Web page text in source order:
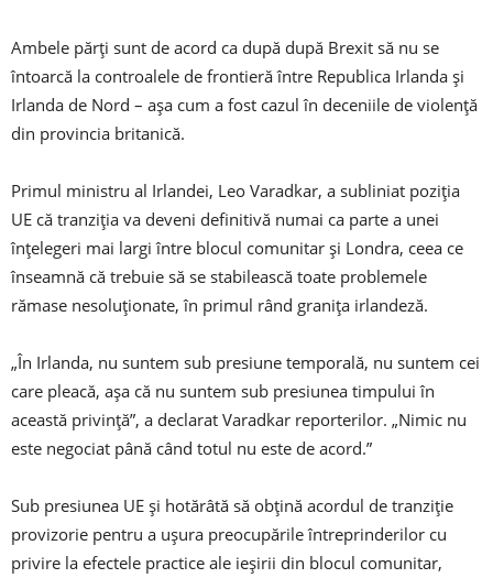
Ambele părți sunt de acord ca după după Brexit să nu se
întoarcă la controalele de frontieră între Republica Irlanda și
Irlanda de Nord – așa cum a fost cazul în deceniile de violență
din provincia britanică.
Primul ministru al Irlandei, Leo Varadkar, a subliniat poziția
UE că tranziția va deveni definitivă numai ca parte a unei
înțelegeri mai largi între blocul comunitar și Londra, ceea ce
înseamnă că trebuie să se stabilească toate problemele
rămase nesoluționate, în primul rând granița irlandeză.
„În Irlanda, nu suntem sub presiune temporală, nu suntem cei
care pleacă, așa că nu suntem sub presiunea timpului în
această privință”, a declarat Varadkar reporterilor. „Nimic nu
este negociat până când totul nu este de acord.”
Sub presiunea UE și hotărâtă să obțină acordul de tranziție
provizorie pentru a ușura preocupările întreprinderilor cu
privire la efectele practice ale ieșirii din blocul comunitar,